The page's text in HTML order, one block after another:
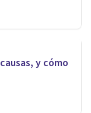
y cómo
límites